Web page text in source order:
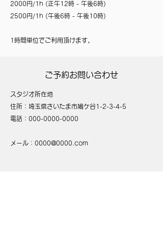
2000円/1h (正午12時 - 午後6時)
2500円/1h (午後6時 - 午後10時)
1時間単位でご利用頂けます。
ご予約お問い合わせ
スタジオ所在地
住所：埼玉県さいたま市鳩ケ谷1-2-3-4-5
電話：000-0000-0000
メール： 0000@0000.com